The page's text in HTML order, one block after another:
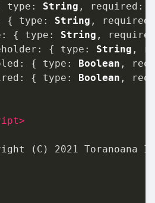
type : String , required :
{ type : String , required
: { type : String ,
required
: { type : String ,
: { type : Boolean ,
: { type : Boolean ,
>
(C) 2021 Toranoana